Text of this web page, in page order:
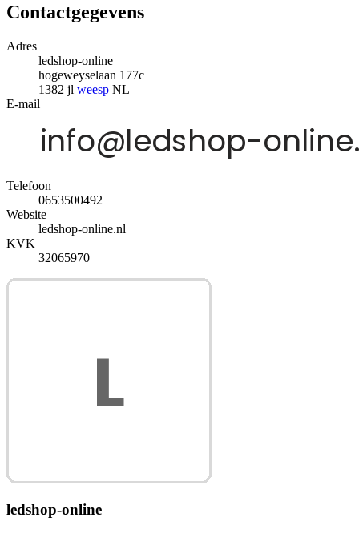
Contactgegevens
Adres
ledshop-online
hogeweyselaan 177c
1382 jl weesp NL
E-mail
Telefoon
0653500492
Website
ledshop-online.nl
KVK
32065970
ledshop-online